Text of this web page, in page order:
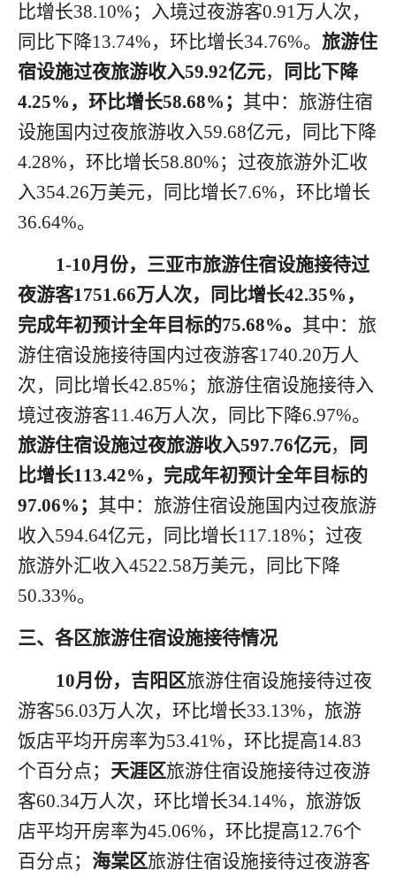
比增长38.10%；入境过夜游客0.91万人次，
同比下降13.74%，环比增长34.76%。 旅游住
宿设施过夜旅游收入59.92亿元，
同比下降
4.25%，环比增长58.68% ； 其中：旅游住宿
设施国内过夜旅游收入59.68亿元，同比下降
4.28%，环比增长58.80%； 过夜旅游外汇收
入354.26万美元，同比增长7.6%，环比增长
36.64%。
1-10月 份，三亚市旅游住宿设施接待过
夜游客1751.66万人次，同比增长42.35%，
完成年初预计全年目标的75.68%。 其中：旅
游住宿设施接待国内过夜游客1740.20万人
次，同比增长42.85%；旅游住宿设施接待入
境过夜游客11.46万人次，同比下降6.97%。
旅游住宿设施过夜旅游收入597.76亿元，
同
比增长113.42% ，完成年初预计全年目标的
97.06%； 其中：旅游住宿设施国内过夜旅游
收入594.64亿元，同比增长117.18%；过夜
旅游外汇收入4522.58万美元，同比下降
50.33%。
三、各区旅游住宿设施接待情况
10月份，吉阳区旅游住宿设施接待过夜
游客56.03万人次，环比增长33.13%，旅游
饭店平均开房率为53.41%，环比提高14.83
个百分点； 天涯区旅游住宿设施接待过夜游
客60.34万人次，环比增长34.14%，旅游饭
店平均开房率为45.06%，环比提高12.76个
百分点； 海棠区旅游住宿设施接待过夜游客